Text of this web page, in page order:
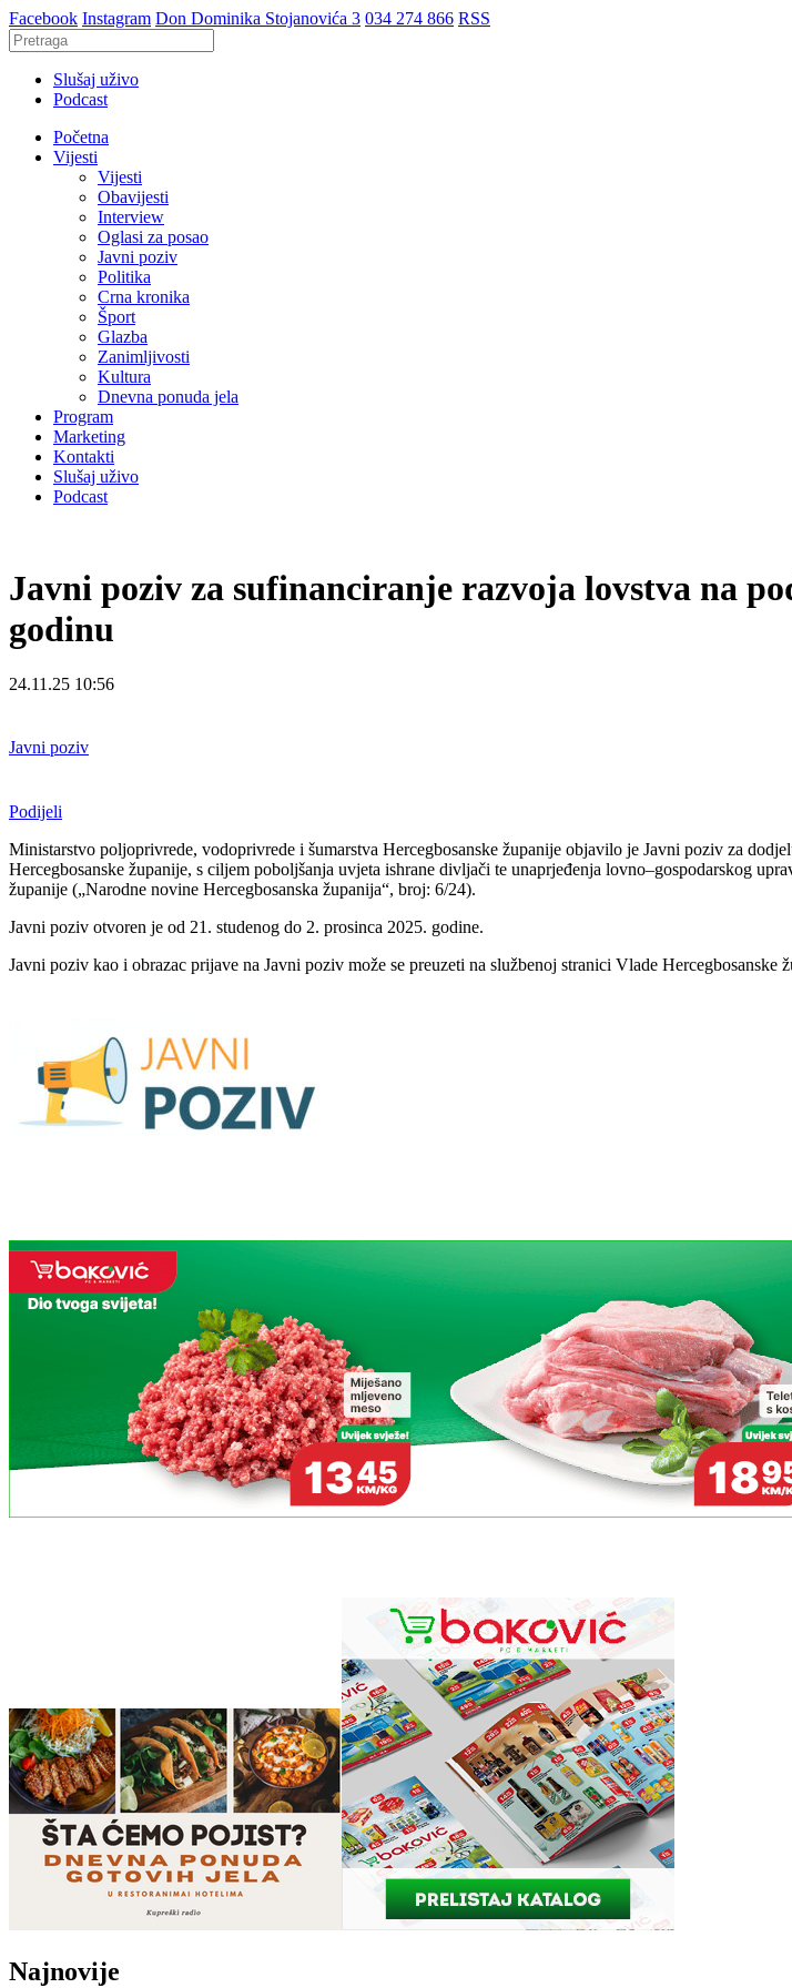
Facebook Instagram Don Dominika Stojanovića 3 034 274 866 RSS
Slušaj uživo
Podcast
Početna
Vijesti
Vijesti
Obavijesti
Interview
Oglasi za posao
Javni poziv
Politika
Crna kronika
Šport
Glazba
Zanimljivosti
Kultura
Dnevna ponuda jela
Program
Marketing
Kontakti
Slušaj uživo
Podcast
Javni poziv za sufinanciranje razvoja lovstva na
godinu
24.11.25 10:56
Javni poziv
Podijeli
Ministarstvo poljoprivrede, vodoprivrede i šumarstva Hercegbosanske županije objavilo je Javni poziv za
Hercegbosanske županije, s ciljem poboljšanja uvjeta ishrane divljači te unaprjeđenja lovno–gospodarskog
županije („Narodne novine Hercegbosanska županija“, broj: 6/24).
Javni poziv otvoren je od 21. studenog do 2. prosinca 2025. godine.
Javni poziv kao i obrazac prijave na Javni poziv može se preuzeti na službenoj stranici Vlade Hercegbosanske
Najnovije